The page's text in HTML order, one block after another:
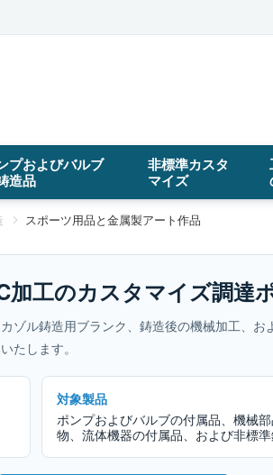
プおよびバルブ
造品
非標準カスタ
マイズ
スポーツ用品と金属製アート作品
工のカスタマイズ調達
ゾル鋳造用ブランク、鋳造後の機械加工、
たします。
対象製品
ポンプおよびバルブの付属品、機械
物、流体機器の付属品、および非標準